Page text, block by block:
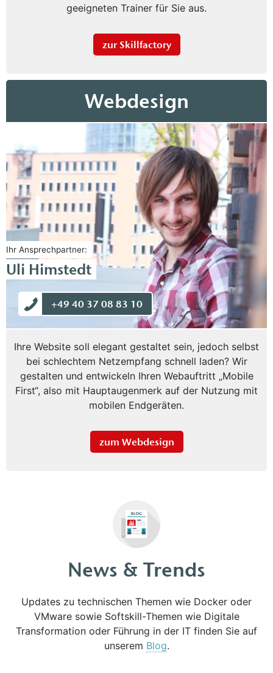
geeigneten Trainer für Sie aus.
zur Skillfactory
Webdesign
Ihr Ansprechpartner:
Uli Himstedt
+49 40 37 08 83 10
Ihre Website soll elegant gestaltet sein, jedoch selbst
bei schlechtem Netzempfang schnell laden? Wir
gestalten und entwickeln Ihren Webauftritt „Mobile
First“, also mit Hauptaugenmerk auf der Nutzung mit
mobilen Endgeräten.
zum Webdesign
News & Trends
Updates zu technischen Themen wie Docker oder
VMware sowie Softskill-Themen wie Digitale
Transformation oder Führung in der IT finden Sie auf
unserem Blog.